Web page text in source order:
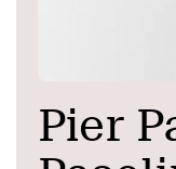
Pier